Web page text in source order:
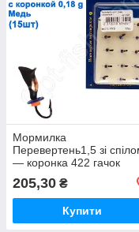
Мормилка
Перевертень1,5 зі
— коронка 422 гачок
Норвегія (15 шт.) мідь
205,30 ₴
Купити